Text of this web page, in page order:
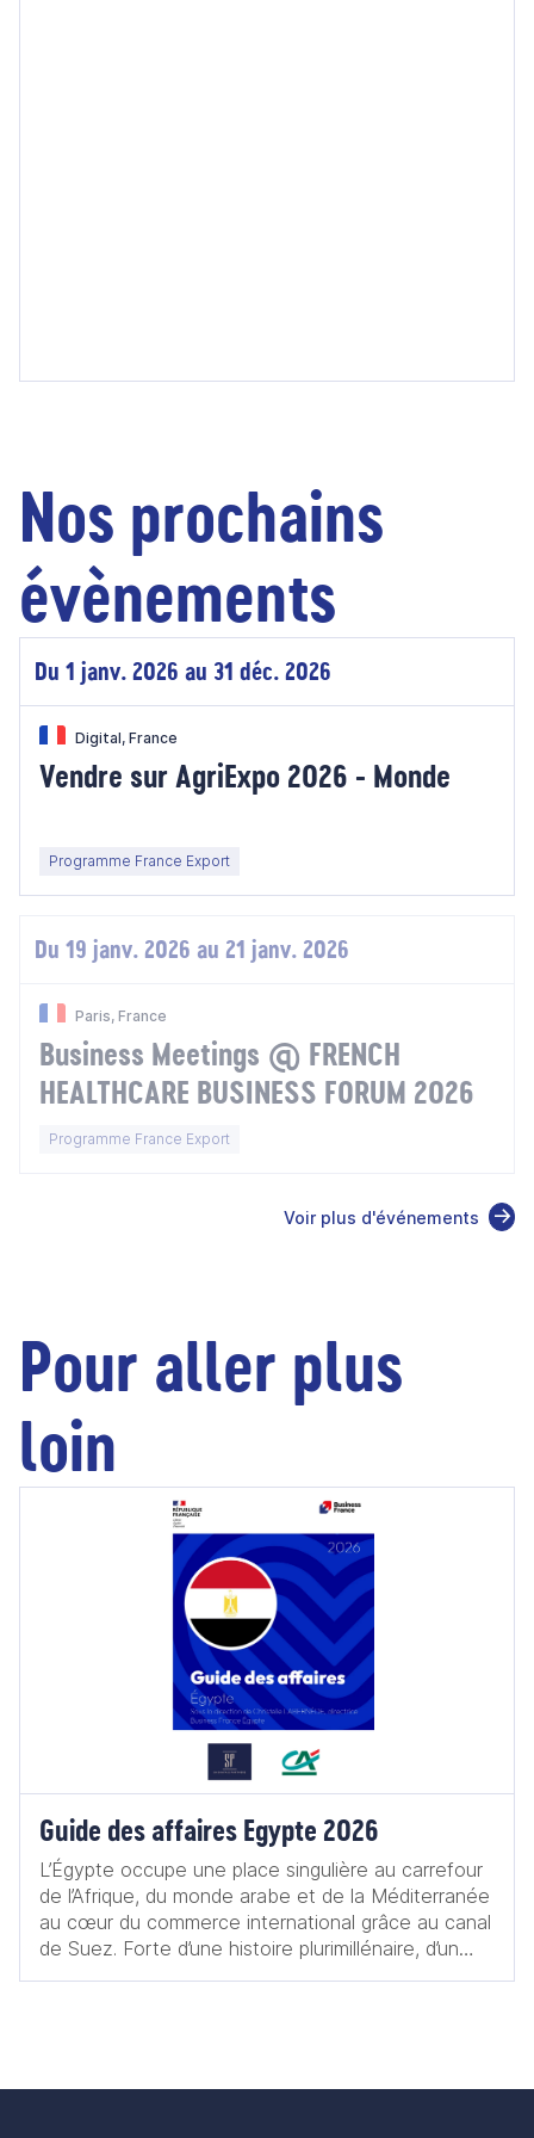
Nos prochains
évènements
Du 1 janv. 2026 au 31 déc. 2026
Digital, France
Vendre sur AgriExpo 2026 - Monde
Programme France Export
Du 19 janv. 2026 au 21 janv. 2026
Paris, France
Business Meetings @ FRENCH
HEALTHCARE BUSINESS FORUM 2026
Programme France Export
Voir plus d'événements
Pour aller plus
loin
Guide des affaires Egypte 2026
L’Égypte occupe une place singulière au carrefour
de l’Afrique, du monde arabe et de la Méditerranée
au cœur du commerce international grâce au canal
de Suez. Forte d’une histoire plurimillénaire, d’un
dynamisme démographique remarquable et d’un